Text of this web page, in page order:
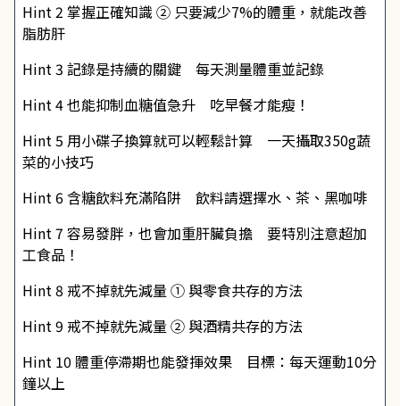
Hint 2 掌握正確知識 ② 只要減少7%的體重，就能改善
脂肪肝
Hint 3 記錄是持續的關鍵 每天測量體重並記錄
Hint 4 也能抑制血糖值急升 吃早餐才能瘦！
Hint 5 用小碟子換算就可以輕鬆計算 一天攝取350g蔬
菜的小技巧
Hint 6 含糖飲料充滿陷阱 飲料請選擇水、茶、黑咖啡
Hint 7 容易發胖，也會加重肝臟負擔 要特別注意超加
工食品！
Hint 8 戒不掉就先減量 ① 與零食共存的方法
Hint 9 戒不掉就先減量 ② 與酒精共存的方法
Hint 10 體重停滯期也能發揮效果 目標：每天運動10分
鐘以上